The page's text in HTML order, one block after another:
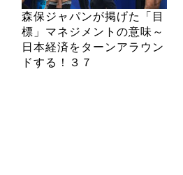
森保ジャパンが掲げた「目
標」マネジメントの意味～
日本経済をターンアラウン
ドする！３７